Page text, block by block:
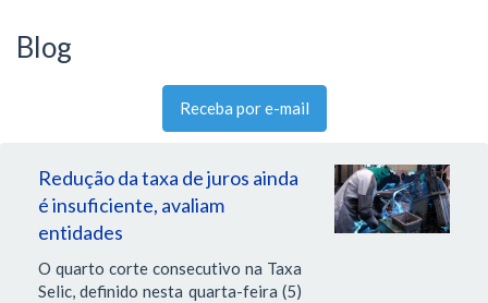
Blog
Receba por e-mail
Redução da taxa de juros ainda
é insuficiente, avaliam
entidades
O quarto corte consecutivo na Taxa
Selic, definido nesta quarta-feira (5)